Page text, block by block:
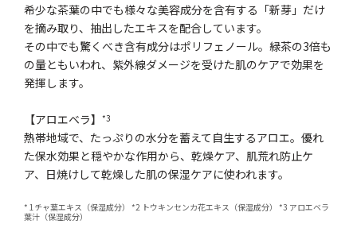
希少な茶葉の中でも様々な美容成分を含有する「新芽」だけ
を摘み取り、抽出したエキスを配合しています。
その中でも驚くべき含有成分はポリフェノール。緑茶の3倍も
の量ともいわれ、紫外線ダメージを受けた肌のケアで効果を
発揮します。
【アロエベラ】*3
熱帯地域で、たっぷりの水分を蓄えて自生するアロエ。優れ
た保水効果と穏やかな作用から、乾燥ケア、肌荒れ防止ケ
ア、日焼けして乾燥した肌の保湿ケアに使われます。
* 1チャ葉エキス（保湿成分） *2 トウキンセンカ花エキス（保湿成分） *3 アロエベラ
葉汁（保湿成分）